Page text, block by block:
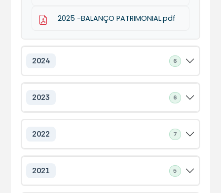
2025 -BALANÇO PATRIMONIAL.pdf
2024 6
2023 6
2022 7
2021 5